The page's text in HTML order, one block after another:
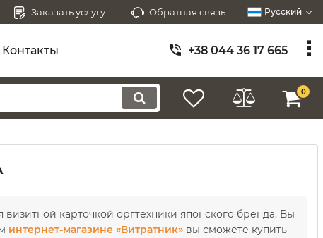
Заказать услугу Обратная связь Русский
Контакты +38 044 36 17 665
0
карточкой оргтехники японского бренда. Вы
интернет-магазине «Витратник» вы сможете купить